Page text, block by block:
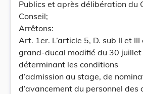
Publics et après délibération du
Conseil;
Arrêtons:
Art. 1er. L’article 5, D. sub II et
grand-ducal modifié du 30
déterminant les conditions
d’admission au stage, de
d’avancement du personnel des